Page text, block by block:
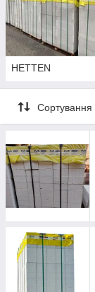
HETTEN
Сортування